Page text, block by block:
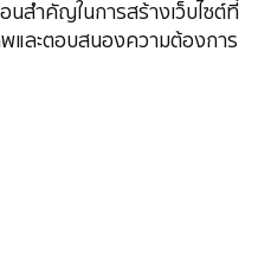
นสำคัญในการสร้างเว็บไซต์ที่
พและตอบสนองความต้องการ